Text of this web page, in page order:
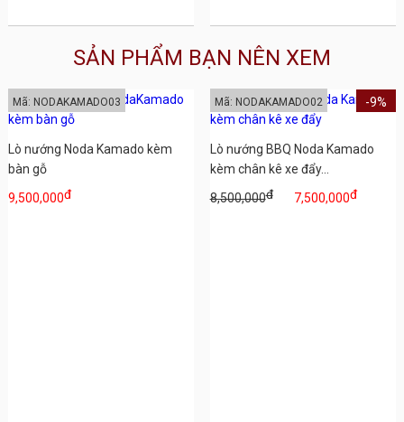
SẢN PHẨM BẠN NÊN XEM
Lò nướng Noda Kamado kèm
bàn gỗ
9,500,000đ
Mã: NODAKAMADO03
Lò nướng BBQ Noda Kamado
kèm chân kê xe đẩy...
8,500,000đ 7,500,000đ
-9%
Mã: NODAKAMADO02